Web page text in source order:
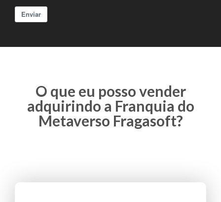
Enviar
O que eu posso vender
adquirindo a Franquia do
Metaverso Fragasoft?